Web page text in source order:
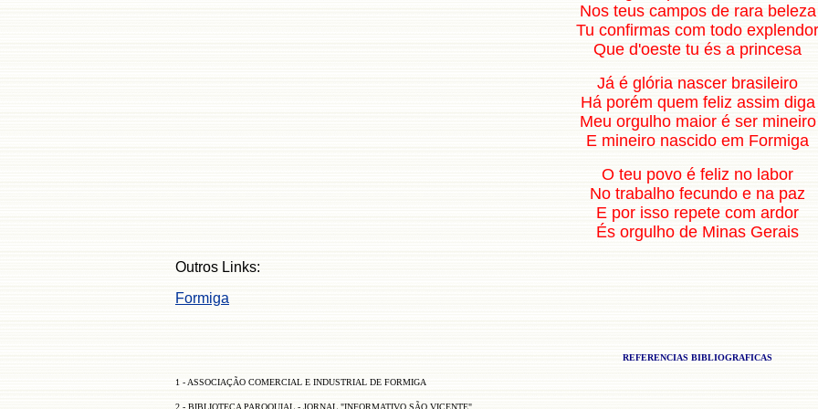
Nos teus campos de rara beleza
Tu confirmas com todo explendor
Que d'oeste tu és a princesa
Já é glória nascer brasileiro
Há porém quem feliz assim diga
Meu orgulho maior é ser mineiro
E mineiro nascido em Formiga
O teu povo é feliz no labor
No trabalho fecundo e na paz
E por isso repete com ardor
És orgulho de Minas Gerais
Outros Links:
Formiga
REFERENCIAS BIBLIOGRAFICAS
1 - ASSOCIAÇÃO COMERCIAL E INDUSTRIAL DE FORMIGA
2 - BIBLIOTECA PAROQUIAL - JORNAL "INFORMATIVO SÃO VICENTE"